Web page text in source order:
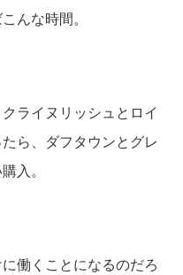
んな時間。
ライヌリッシュとロイ
ら、ダフタウンとグレ
入。
働くことになるのだろ